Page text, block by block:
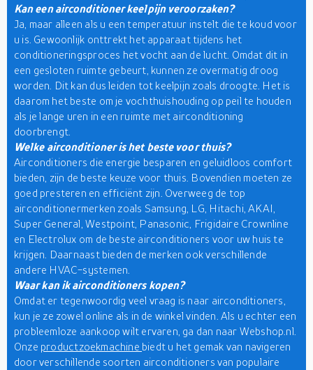
Kan een airconditioner keelpijn veroorzaken?
Ja, maar alleen als u een temperatuur instelt die te koud voor
u is. Gewoonlijk onttrekt het apparaat tijdens het
conditioneringsproces het vocht aan de lucht. Omdat dit in
een gesloten ruimte gebeurt, kunnen ze overmatig droog
worden. Dit kan dus leiden tot keelpijn zoals droogte. Het is
daarom het beste om je vochthuishouding op peil te houden
als je lange uren in een ruimte met airconditioning
doorbrengt.
Welke airconditioner is het beste voor thuis?
Airconditioners die energie besparen en geluidloos comfort
bieden, zijn de beste keuze voor thuis. Bovendien moeten ze
goed presteren en efficiënt zijn. Overweeg de top
airconditionermerken zoals Samsung, LG, Hitachi, AKAI,
Super General, Westpoint, Panasonic, Frigidaire Crownline
en Electrolux om de beste airconditioners voor uw huis te
krijgen. Daarnaast bieden de merken ook verschillende
andere HVAC-systemen.
Waar kan ik airconditioners kopen?
Omdat er tegenwoordig veel vraag is naar airconditioners,
kun je ze zowel online als in de winkel vinden. Als u echter een
probleemloze aankoop wilt ervaren, ga dan naar Webshop.nl.
Onze productzoekmachine biedt u het gemak van navigeren
door verschillende soorten airconditioners van populaire